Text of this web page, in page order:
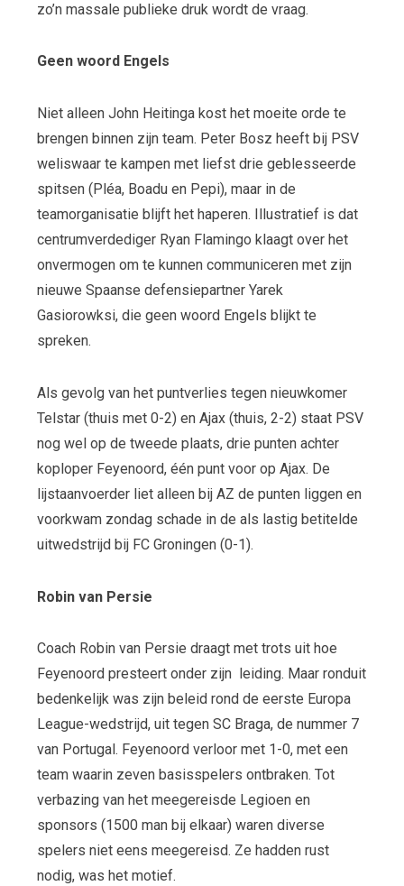
zo’n massale publieke druk wordt de vraag.
Geen woord Engels
Niet alleen John Heitinga kost het moeite orde te
brengen binnen zijn team. Peter Bosz heeft bij PSV
weliswaar te kampen met liefst drie geblesseerde
spitsen (Pléa, Boadu en Pepi), maar in de
teamorganisatie blijft het haperen. Illustratief is dat
centrumverdediger Ryan Flamingo klaagt over het
onvermogen om te kunnen communiceren met zijn
nieuwe Spaanse defensiepartner Yarek
Gasiorowksi, die geen woord Engels blijkt te
spreken.
Als gevolg van het puntverlies tegen nieuwkomer
Telstar (thuis met 0-2) en Ajax (thuis, 2-2) staat PSV
nog wel op de tweede plaats, drie punten achter
koploper Feyenoord, één punt voor op Ajax. De
lijstaanvoerder liet alleen bij AZ de punten liggen en
voorkwam zondag schade in de als lastig betitelde
uitwedstrijd bij FC Groningen (0-1).
Robin van Persie
Coach Robin van Persie draagt met trots uit hoe
Feyenoord presteert onder zijn leiding. Maar ronduit
bedenkelijk was zijn beleid rond de eerste Europa
League-wedstrijd, uit tegen SC Braga, de nummer 7
van Portugal. Feyenoord verloor met 1-0, met een
team waarin zeven basisspelers ontbraken. Tot
verbazing van het meegereisde Legioen en
sponsors (1500 man bij elkaar) waren diverse
spelers niet eens meegereisd. Ze hadden rust
nodig, was het motief.